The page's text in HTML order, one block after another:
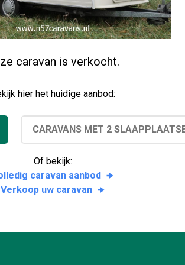
caravan is verkocht.
hier het huidige aanbod:
CARAVANS MET 2
Of bekijk:
caravan aanbod
Verkoop uw caravan